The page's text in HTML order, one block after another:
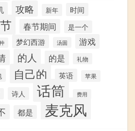
攻略 新年 时间
春节期间 是一个
梦幻西游 汤圆 游戏
的人 的是 礼物
自己的 英语 苹果
诗人 话筒 费用
都是 麦克风